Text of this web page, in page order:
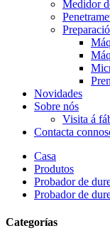
Medidor
Novidades
Sobre nós
Visita á
Contacta
Casa
Produtos
Probador de
Probador de
Categorías